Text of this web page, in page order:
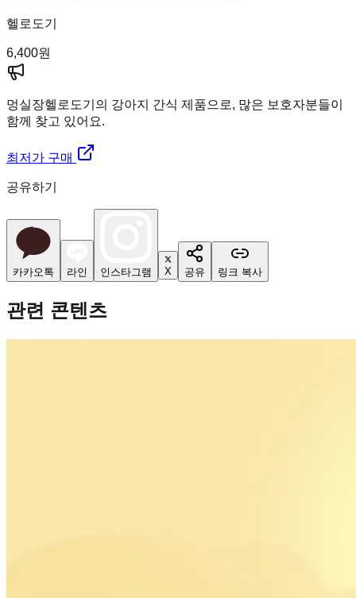
헬로도기
6,400원
멍실장헬로도기의 강아지 간식 제품으로, 많은 보호자분들이
함께 찾고 있어요.
최저가 구매
공유하기
카카오톡 라인 인스타그램 X 공유 링크 복사
관련 콘텐츠